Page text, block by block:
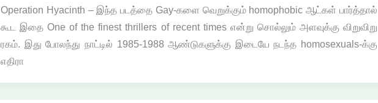
Operation Hyacinth – இந்த படத்தை Gay-களை வெறுக்கும் homophobic ஆட்கள் பார்த்தால்
கூட இதை One of the finest thrillers of recent times என்று சொல்லும் அளவுக்கு விறுவிறு
ரகம். இது போலந்து நாட்டில் 1985-1988 ஆண்டுகளுக்கு இடையே நடந்த homosexuals-க்கு
எதிரா